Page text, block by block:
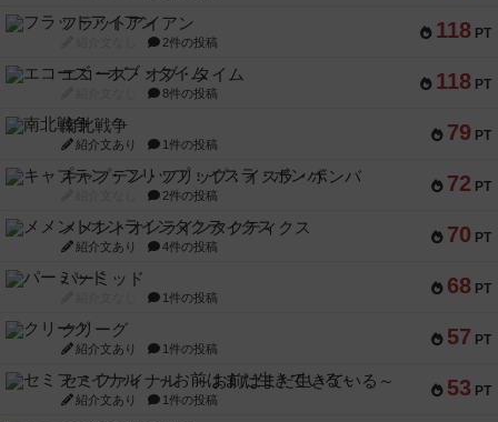
118 PT
フラットアイアン
2件の投稿
118 PT
エコーズ・オブ・タイム
8件の投稿
79 PT
南北戦争
紹介文あり 1件の投稿
72 PT
キャプテン・フリップ：イスラ・ボンバ
2件の投稿
70 PT
メメントオンラインタクティクス
紹介文あり 4件の投稿
68 PT
パーミッド
1件の投稿
57 PT
クリーグ
紹介文あり 1件の投稿
53 PT
セミファイナル ～お前はまだ生きている～
紹介文あり 1件の投稿